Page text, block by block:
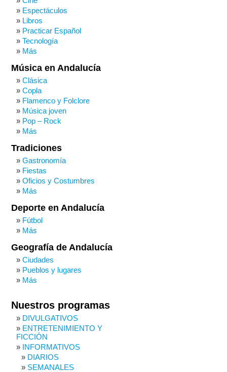
Espectáculos
Libros
Practicar Español
Tecnología
Más
Música en Andalucía
Clásica
Copla
Flamenco y Folclore
Música joven
Pop – Rock
Más
Tradiciones
Gastronomía
Fiestas
Oficios y Costumbres
Más
Deporte en Andalucía
Fútbol
Más
Geografía de Andalucía
Ciudades
Pueblos y lugares
Más
Nuestros programas
DIVULGATIVOS
ENTRETENIMIENTO Y
FICCIÓN
INFORMATIVOS
DIARIOS
SEMANALES